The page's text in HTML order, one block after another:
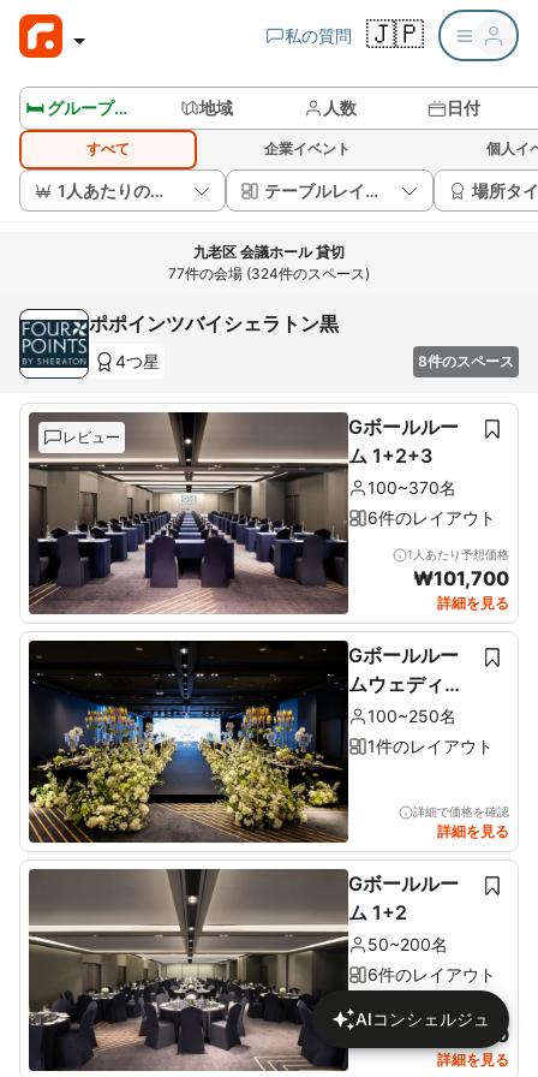
私の質問 🇯🇵
🛏️ グループルームを見る 地域 人数 日付
すべて 企業イベント 個人イ
1人あたりの価格 テーブルレイアウト 場所タ
九老区 会議ホール 貸切
77件の会場 (324件のスペース)
ポポインツバイシェラトン黒
4つ星 8件のスペース
レビュー
Gボールルー
ム 1+2+3
100~370名
6件のレイアウト
1人あたり予想価格
₩101,700
詳細を見る
Gボールルー
ムウェディン
グ100~250名
1件のレイアウト
詳細で価格を確認
詳細を見る
Gボールルー
ム 1+2
50~200名
6件のレイアウト
1人あたり予想価格
113,480
詳細を見る
AIコンシェルジュ